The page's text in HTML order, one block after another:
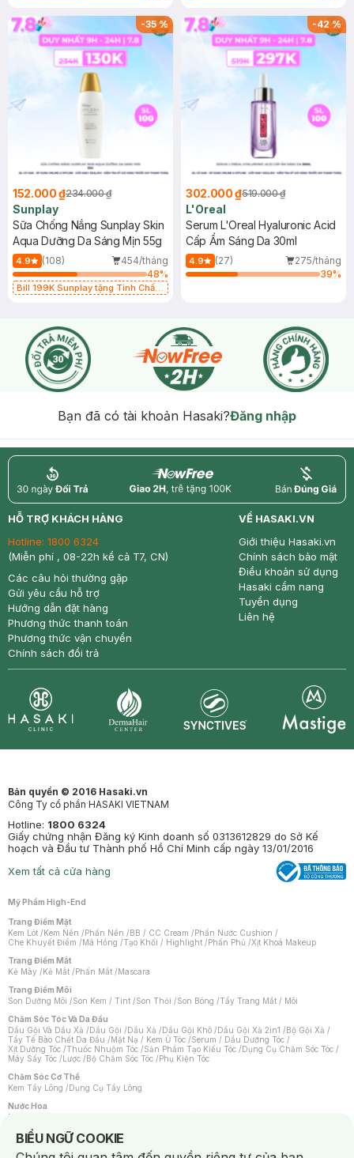
-35%
152.000 ₫234.000 ₫
Sunplay
Sữa Chống Nắng Sunplay Skin
Aqua Dưỡng Da Sáng Mịn 55g
4.9 (108)
454/tháng
48%
Bill 199K Sunplay tặng Tinh Chất
-42%
302.000 ₫519.000 ₫
L'Oreal
Serum L'Oreal Hyaluronic Acid
Cấp Ẩm Sáng Da 30ml
4.9 (27)
275/tháng
39%
Bạn đã có tài khoản Hasaki?Đăng nhập
return nowfree price
HỖ TRỢ KHÁCH HÀNG
Hotline: 1800 6324
(Miễn phí , 08-22h kể cả T7, CN)
Các câu hỏi thường gặp
Gửi yêu cầu hỗ trợ
Hướng dẫn đặt hàng
Phương thức thanh toán
Phương thức vận chuyển
Chính sách đổi trả
VỀ HASAKI.VN
Giới thiệu Hasaki.vn
Chính sách bảo mật
Điều khoản sử dụng
Hasaki cẩm nang
Tuyển dụng
Liên hệ
Bản quyền © 2016 Hasaki.vn
Công Ty cổ phần HASAKI VIETNAM
Hotline: 1800 6324
Giấy chứng nhận Đăng ký Kinh doanh số 0313612829 do Sở Kế
hoạch và Đầu tư Thành phố Hồ Chí Minh cấp ngày 13/01/2016
Xem tất cả cửa hàng
Mỹ Phẩm High-End
Trang Điểm Mặt
Kem Lót /Kem Nền /Phấn Nền /BB / CC Cream /Phấn Nước Cushion /
Che Khuyết Điểm /Má Hồng /Tạo Khối / Highlight /Phấn Phủ /Xịt Khoá Makeup
Trang Điểm Mắt
Kẻ Mày /Kẻ Mắt /Phấn Mắt /Mascara
Trang Điểm Môi
Son Dưỡng Môi /Son Kem / Tint /Son Thỏi /Son Bóng /Tẩy Trang Mắt / Môi
Chăm Sóc Tóc Và Da Đầu
Dầu Gội Và Dầu Xả /Dầu Gội /Dầu Xả /Dầu Gội Khô /Dầu Gội Xả 2in1 /Bộ Gội Xả /
Tẩy Tế Bào Chết Da Đầu /Mặt Nạ / Kem Ủ Tóc /Serum / Dầu Dưỡng Tóc /
Xịt Dưỡng Tóc /Thuốc Nhuộm Tóc /Sản Phẩm Tạo Kiểu Tóc /Dụng Cụ Chăm Sóc Tóc /
Máy Sấy Tóc /Lược /Bộ Chăm Sóc Tóc /Phụ Kiện Tóc
Chăm Sóc Cơ Thể
Kem Tẩy Lông /Dụng Cụ Tẩy Lông
Nước Hoa
Nước Hoa Nữ
Chăm Sóc Cá Nhân
Chống Muỗi /Khẩu Trang /Máy Massage/Mặt Nạ Xông Hơi /Nước Rửa Tay/
BIỂU NGỮ COOKIE
Notice about cookies usage